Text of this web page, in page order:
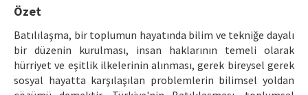
Yazar Rehberi
Hakem Rehberi
İletişim
Özet
Batılılaşma, bir toplumun hayatında bilim ve tekniğe dayalı
bir düzenin kurulması, insan haklarının temeli olarak
hürriyet ve eşitlik ilkelerinin alınması, gerek bireysel gerek
sosyal hayatta karşılaşılan problemlerin bilimsel yoldan